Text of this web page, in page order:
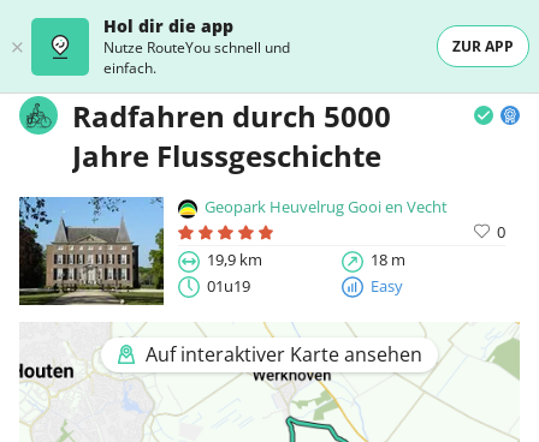
Hol dir die app
Nutze RouteYou schnell und
einfach.
ZUR APP
Radfahren durch 5000
Jahre Flussgeschichte
Geopark Heuvelrug Gooi en Vecht
0
19,9 km
18 m
01u19
Easy
Auf interaktiver Karte ansehen